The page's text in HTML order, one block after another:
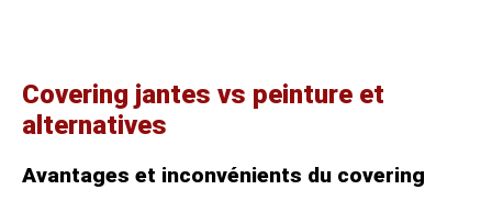
Covering jantes vs peinture et
alternatives
Avantages et inconvénients du covering